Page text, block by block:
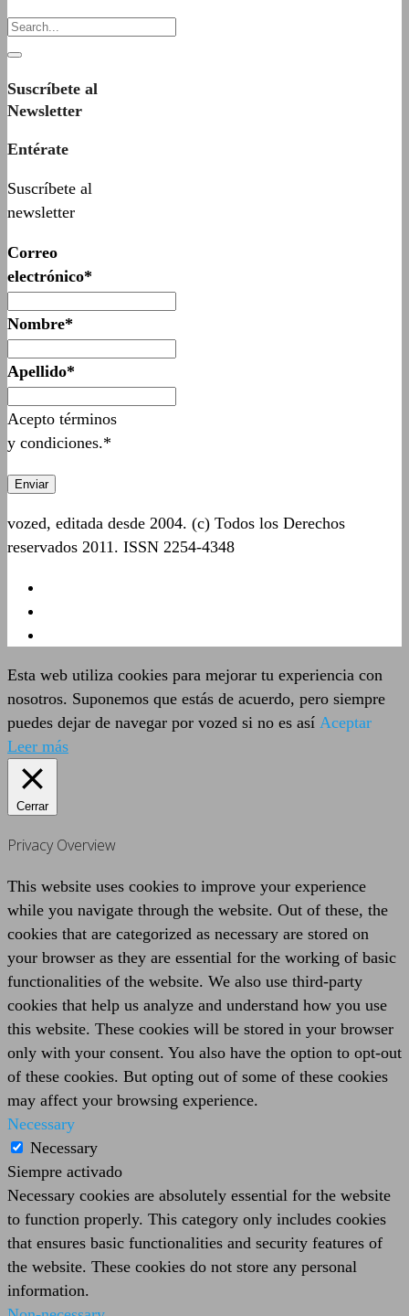
Suscríbete al
Newsletter
Entérate
Suscríbete al
newsletter
Correo
electrónico*
Nombre*
Apellido*
Acepto términos
y condiciones.*
vozed, editada desde 2004. (c) Todos los Derechos
reservados 2011. ISSN 2254-4348
Esta web utiliza cookies para mejorar tu experiencia con
nosotros. Suponemos que estás de acuerdo, pero siempre
puedes dejar de navegar por vozed si no es así Aceptar
Leer más
Cerrar
Privacy Overview
This website uses cookies to improve your experience
while you navigate through the website. Out of these, the
cookies that are categorized as necessary are stored on
your browser as they are essential for the working of basic
functionalities of the website. We also use third-party
cookies that help us analyze and understand how you use
this website. These cookies will be stored in your browser
only with your consent. You also have the option to opt-out
of these cookies. But opting out of some of these cookies
may affect your browsing experience.
Necessary
Necessary
Siempre activado
Necessary cookies are absolutely essential for the website
to function properly. This category only includes cookies
that ensures basic functionalities and security features of
the website. These cookies do not store any personal
information.